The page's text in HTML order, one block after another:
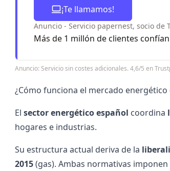
¡Te llamamos!
Anuncio - Servicio papernest, socio
Más de 1 millón de clientes
Anuncio: Servicio sin costes adicionales. 4,6/5 en
¿Cómo funciona el mercado energético
El sector energético español coordina
hogares e industrias.
Su estructura actual deriva de la
2015(gas). Ambas normativas